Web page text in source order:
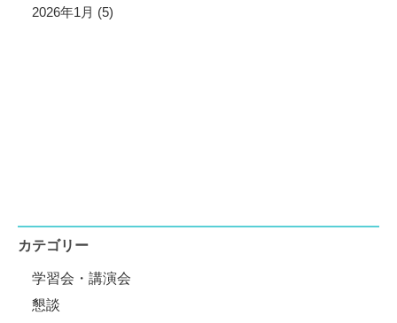
2026年1月 (5)
カテゴリー
学習会・講演会
懇談